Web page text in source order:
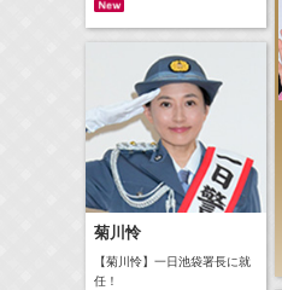
菊川怜
【菊川怜】一日池袋署長に就
任！